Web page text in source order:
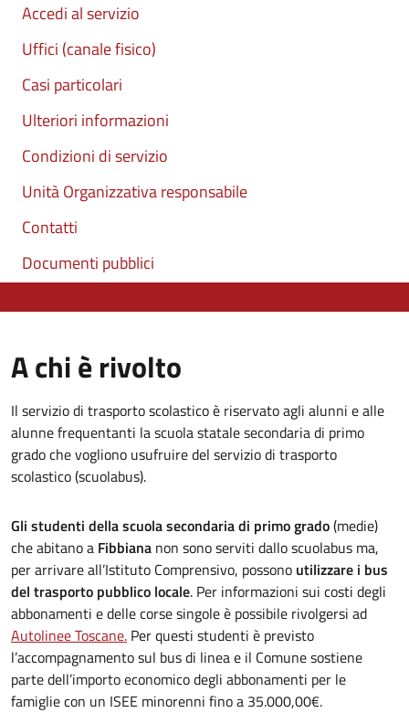
Accedi al servizio
Uffici (canale fisico)
Casi particolari
Ulteriori informazioni
Condizioni di servizio
Unità Organizzativa responsabile
Contatti
Documenti pubblici
A chi è rivolto
Il servizio di trasporto scolastico è riservato agli alunni e alle
alunne frequentanti la scuola statale secondaria di primo
grado che vogliono usufruire del servizio di trasporto
scolastico (scuolabus).
Gli studenti della scuola secondaria di primo grado(medie)
che abitano a Fibbiana non sono serviti dallo scuolabus ma,
per arrivare all’Istituto Comprensivo, possono utilizzare i bus
del trasporto pubblico locale. Per informazioni sui costi degli
abbonamenti e delle corse singole è possibile rivolgersi ad
Autolinee Toscane. Per questi studenti è previsto
l’accompagnamento sul bus di linea e il Comune sostiene
parte dell’importo economico degli abbonamenti per le
famiglie con un ISEE minorenni fino a 35.000,00€.